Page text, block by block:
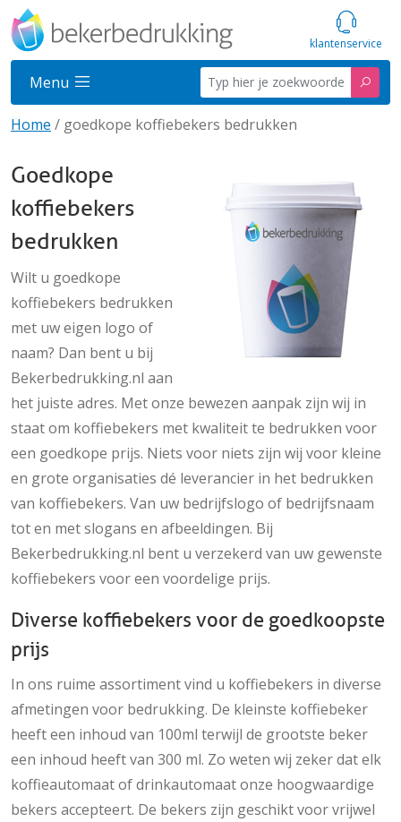
klantenservice
Menu
Home / goedkope koffiebekers bedrukken
Goedkope
koffiebekers
bedrukken
Wilt u goedkope
koffiebekers bedrukken
met uw eigen logo of
naam? Dan bent u bij
Bekerbedrukking.nl aan
het juiste adres. Met onze bewezen aanpak zijn wij in
staat om koffiebekers met kwaliteit te bedrukken voor
een goedkope prijs. Niets voor niets zijn wij voor kleine
en grote organisaties dé leverancier in het bedrukken
van koffiebekers. Van uw bedrijfslogo of bedrijfsnaam
tot en met slogans en afbeeldingen. Bij
Bekerbedrukking.nl bent u verzekerd van uw gewenste
koffiebekers voor een voordelige prijs.
Diverse koffiebekers voor de goedkoopste
prijs
In ons ruime assortiment vind u koffiebekers in diverse
afmetingen voor bedrukking. De kleinste koffiebeker
heeft een inhoud van 100ml terwijl de grootste beker
een inhoud heeft van 300 ml. Zo weten wij zeker dat elk
koffieautomaat of drinkautomaat onze hoogwaardige
bekers accepteert. De bekers zijn geschikt voor vrijwel